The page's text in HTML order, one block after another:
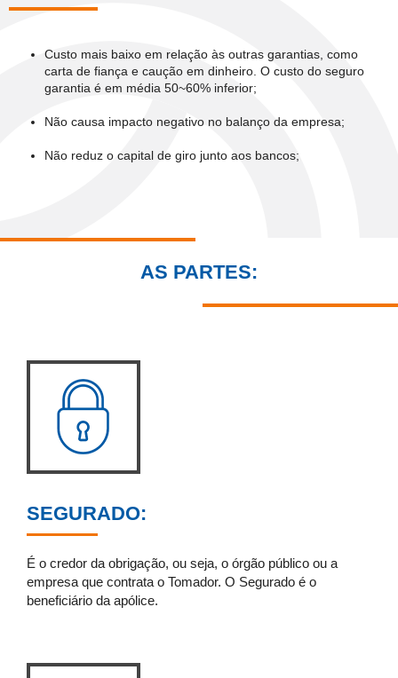
Custo mais baixo em relação às outras garantias, como
carta de fiança e caução em dinheiro. O custo do seguro
garantia é em média 50~60% inferior;
Não causa impacto negativo no balanço da empresa;
Não reduz o capital de giro junto aos bancos;
AS PARTES:
SEGURADO:
É o credor da obrigação, ou seja, o órgão público ou a
empresa que contrata o Tomador. O Segurado é o
beneficiário da apólice.